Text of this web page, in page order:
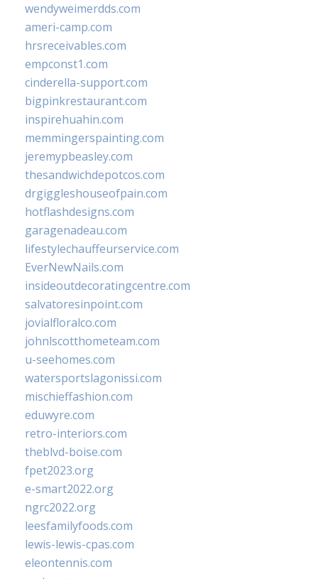
wendyweimerdds.com
ameri-camp.com
hrsreceivables.com
empconst1.com
cinderella-support.com
bigpinkrestaurant.com
inspirehuahin.com
memmingerspainting.com
jeremypbeasley.com
thesandwichdepotcos.com
drgiggleshouseofpain.com
hotflashdesigns.com
garagenadeau.com
lifestylechauffeurservice.com
EverNewNails.com
insideoutdecoratingcentre.com
salvatoresinpoint.com
jovialfloralco.com
johnlscotthometeam.com
u-seehomes.com
watersportslagonissi.com
mischieffashion.com
eduwyre.com
retro-interiors.com
theblvd-boise.com
fpet2023.org
e-smart2022.org
ngrc2022.org
leesfamilyfoods.com
lewis-lewis-cpas.com
eleontennis.com